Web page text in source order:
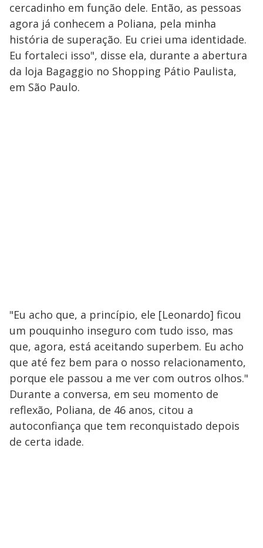
cercadinho em função dele. Então, as pessoas
agora já conhecem a Poliana, pela minha
história de superação. Eu criei uma identidade.
Eu fortaleci isso", disse ela, durante a abertura
da loja Bagaggio no Shopping Pátio Paulista,
em São Paulo.
"Eu acho que, a princípio, ele [Leonardo] ficou
um pouquinho inseguro com tudo isso, mas
que, agora, está aceitando superbem. Eu acho
que até fez bem para o nosso relacionamento,
porque ele passou a me ver com outros olhos."
Durante a conversa, em seu momento de
reflexão, Poliana, de 46 anos, citou a
autoconfiança que tem reconquistado depois
de certa idade.